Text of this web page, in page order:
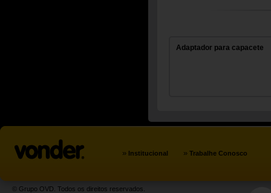
Adaptador para capacete
» Institucional » Trabalhe Conosco
© Grupo OVD. Todos os direitos reservados.